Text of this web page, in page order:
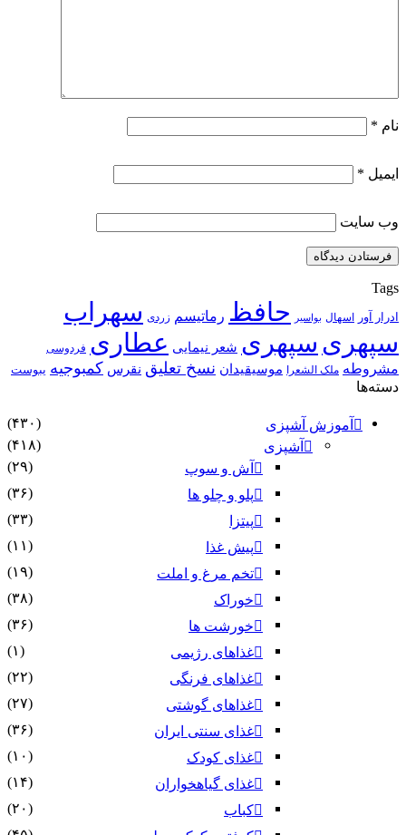
نام *
ایمیل *
وب‌ سایت
Tags
ادرار آور اسهال بواسیر حافظ رماتیسم زردی سهراب
سپهری سپهری شعر نیمایی عطاری فردوسی
مشروطه ملک الشعرا موسیقیدان نسخ تعلیق نقرس کمبوجیه یبوست
دسته‌ها
آموزش آشپزی
(۴۳۰)
آشپزی
(۴۱۸)
آش و سوپ
(۲۹)
پلو و چلو ها
(۳۶)
پیتزا
(۳۳)
پیش غذا
(۱۱)
تخم مرغ و املت
(۱۹)
خوراک
(۳۸)
خورشت ها
(۳۶)
غذاهای رژیمی
(۱)
غذاهای فرنگی
(۲۲)
غذاهای گوشتی
(۲۷)
غذای سنتی ایران
(۳۶)
غذای کودک
(۱۰)
غذای گیاهخواران
(۱۴)
کباب
(۲۰)